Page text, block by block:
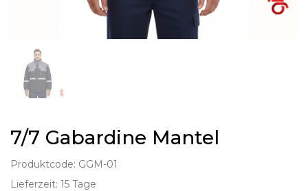
7/7 Gabardine Mantel
Produktcode: GGM-01
Lieferzeit: 15 Tage